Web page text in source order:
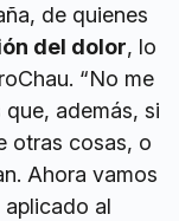
de quienes
del dolor, lo
“No me
además, si
otras cosas, o
Ahora vamos
aplicado al